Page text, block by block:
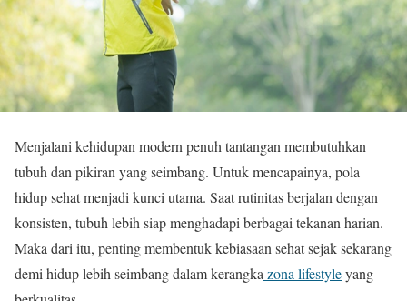
Menjalani kehidupan modern penuh tantangan membutuhkan
tubuh dan pikiran yang seimbang. Untuk mencapainya, pola
hidup sehat menjadi kunci utama. Saat rutinitas berjalan dengan
konsisten, tubuh lebih siap menghadapi berbagai tekanan harian.
Maka dari itu, penting membentuk kebiasaan sehat sejak sekarang
demi hidup lebih seimbang dalam kerangka zona lifestyleyang